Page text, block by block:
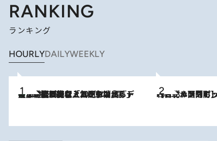
RANKING
ランキング
HOURLYDAILYWEEKLY
2026.8.5
【なぜ吉沢亮は「気配を消せる」のか？】興行収入208億の『国宝』を経て挑むミュージカル『ディア・エヴァン・ハンセン』。トップ俳優が舞台上でさらけ出した“孤独”とは 2026.8.4
【台北・西門町】台湾旅行で行くべきグルメスポット7選《濃厚ルーローハンやもっちり粽、サクふわドーナツも》